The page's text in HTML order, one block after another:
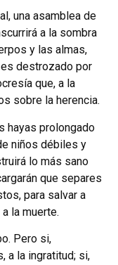
una asamblea de
a la sombra
y las almas,
destrozado por
que, a la
sobre la herencia.
hayas prolongado
niños débiles y
lo más sano
que separes
para salvar a
la muerte.
Pero si,
a la ingratitud; si,